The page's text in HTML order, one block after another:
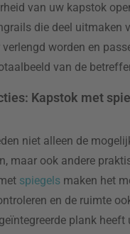
van uw kapstok
die deel uitmaken
worden en
van de
Kapstok met
niet alleen de
maar ook andere
spiegels maken het
en de ruimte
plank heeft